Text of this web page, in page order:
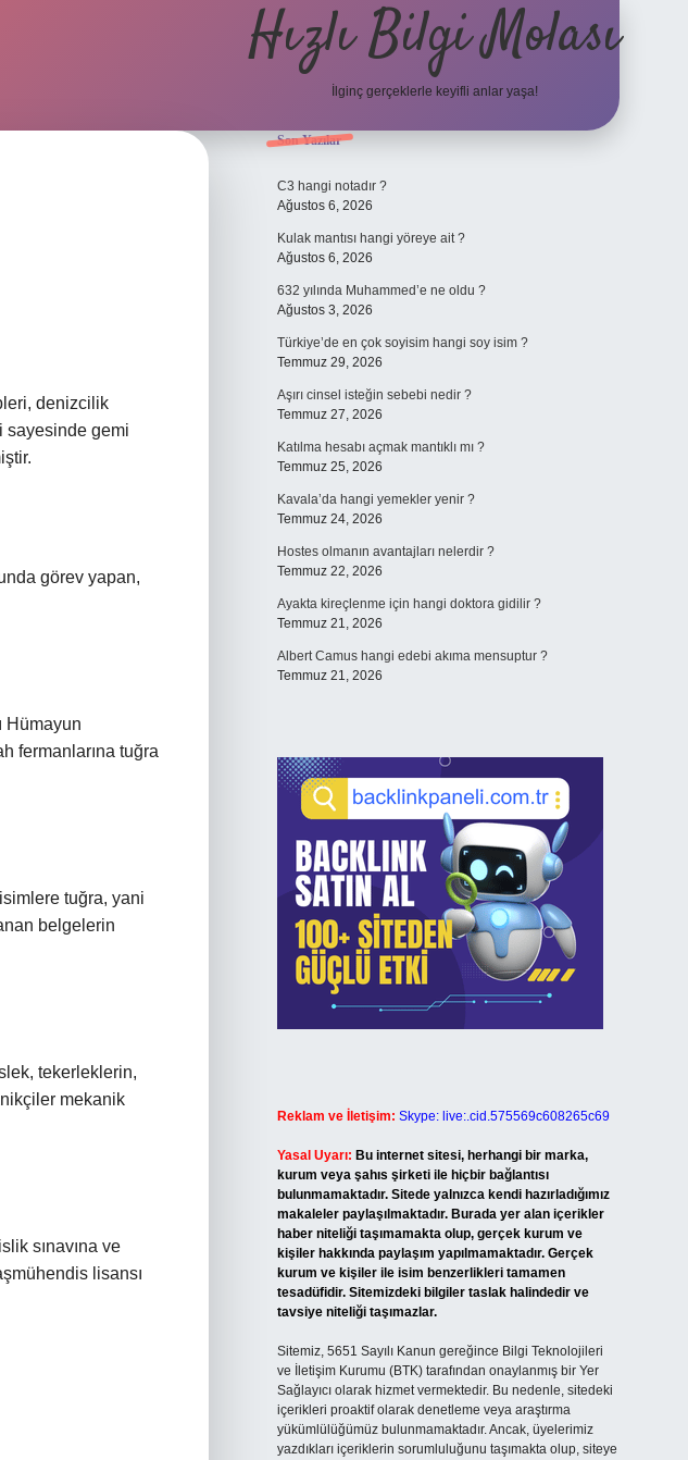
Hızlı Bilgi Molası
İlginç gerçeklerle keyifli anlar yaşa!
denizcilik
sayesinde gemi
görev yapan,
Hümayun
fermanlarına tuğra
isimlere tuğra, yani
belgelerin
tekerleklerin,
mekanik
sınavına ve
lisansı
Sidebar
Son Yazılar
C3 hangi notadır ?
Ağustos 6, 2026
Kulak mantısı hangi yöreye ait ?
Ağustos 6, 2026
632 yılında Muhammed’e ne oldu ?
Ağustos 3, 2026
Türkiye’de en çok soyisim hangi soy isim ?
Temmuz 29, 2026
Aşırı cinsel isteğin sebebi nedir ?
Temmuz 27, 2026
Katılma hesabı açmak mantıklı mı ?
Temmuz 25, 2026
Kavala’da hangi yemekler yenir ?
Temmuz 24, 2026
Hostes olmanın avantajları nelerdir ?
Temmuz 22, 2026
Ayakta kireçlenme için hangi doktora gidilir ?
Temmuz 21, 2026
Albert Camus hangi edebi akıma mensuptur ?
Temmuz 21, 2026
Reklam ve İletişim: Skype: live:.cid.575569c608265c69
Yasal Uyarı: Bu internet sitesi, herhangi bir marka,
kurum veya şahıs şirketi ile hiçbir bağlantısı
bulunmamaktadır. Sitede yalnızca kendi hazırladığımız
makaleler paylaşılmaktadır. Burada yer alan içerikler
haber niteliği taşımamakta olup, gerçek kurum ve
kişiler hakkında paylaşım yapılmamaktadır. Gerçek
kurum ve kişiler ile isim benzerlikleri tamamen
tesadüfidir. Sitemizdeki bilgiler taslak halindedir ve
tavsiye niteliği taşımazlar.
Sitemiz, 5651 Sayılı Kanun gereğince Bilgi Teknolojileri
ve İletişim Kurumu (BTK) tarafından onaylanmış bir Yer
Sağlayıcı olarak hizmet vermektedir. Bu nedenle, sitedeki
içerikleri proaktif olarak denetleme veya araştırma
yükümlülüğümüz bulunmamaktadır. Ancak, üyelerimiz
yazdıkları içeriklerin sorumluluğunu taşımakta olup, siteye